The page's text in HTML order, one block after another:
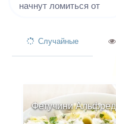
начнут ломиться от
дынь.Случайные
Фетучини